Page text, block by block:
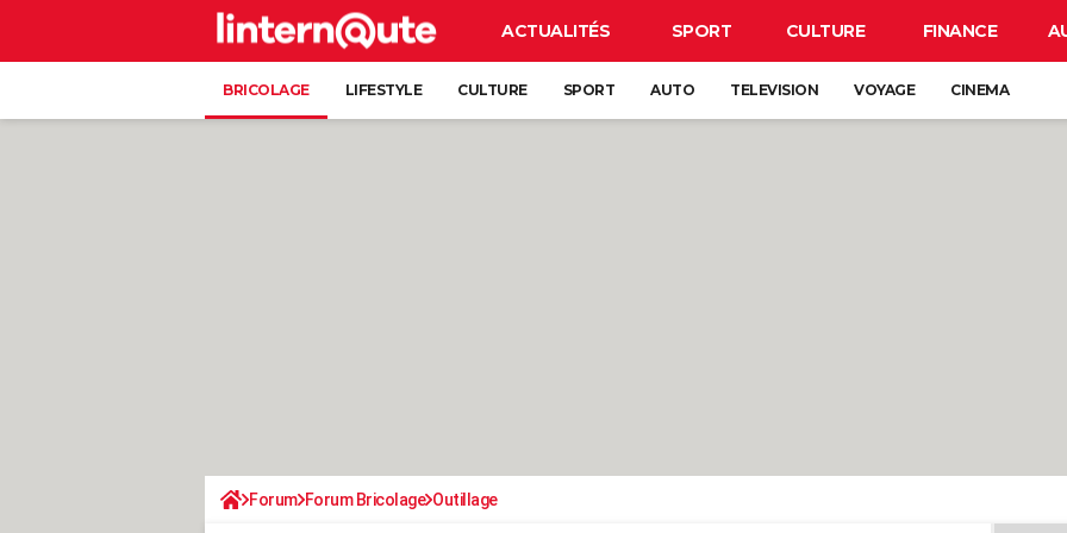
ACTUALITÉS SPORT CULTURE FINANCE
BRICOLAGE LIFESTYLE CULTURE SPORT AUTO TELEVISION VOYAGE CINEMA
Forum Forum Bricolage Outillage